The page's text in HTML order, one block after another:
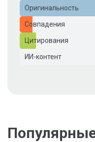
Оригинальность
Совпадения
Цитирования
ИИ-контент